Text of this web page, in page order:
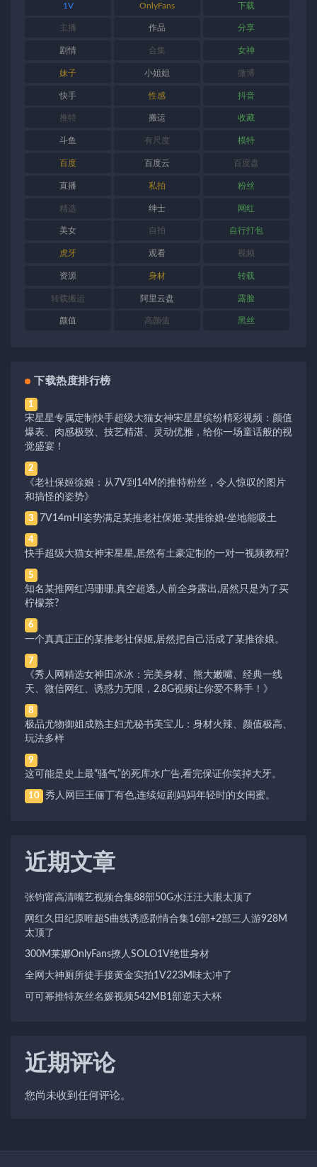
1V OnlyFans 下载
主播 作品 分享
剧情 合集 女神
妹子 小姐姐 微博
快手 性感 抖音
推特 搬运 收藏
斗鱼 有尺度 模特
百度 百度云 百度盘
直播 私拍 粉丝
精选 绅士 网红
美女 自拍 自行打包
虎牙 观看 视频
资源 身材 转载
转载搬运 阿里云盘 露脸
颜值 高颜值 黑丝
下载热度排行榜
1
宋星星专属定制快手超级大猫女神宋星星缤纷精彩视频：颜值
爆表、肉感极致、技艺精湛、灵动优雅，给你一场童话般的视
觉盛宴！
2
《老社保姬徐娘：从7V到14M的推特粉丝，令人惊叹的图片
和搞怪的姿势》
3 7V14mHI姿势满足某推老社保姬·某推徐娘·坐地能吸土
4
快手超级大猫女神宋星星,居然有土豪定制的一对一视频教程?
5
知名某推网红冯珊珊,真空超透,人前全身露出,居然只是为了买
柠檬茶?
6
一个真真正正的某推老社保姬,居然把自己活成了某推徐娘。
7
《秀人网精选女神田冰冰：完美身材、熊大嫩嘴、经典一线
天、微信网红、诱惑力无限，2.8G视频让你爱不释手！》
8
极品尤物御姐成熟主妇尤秘书美宝儿：身材火辣、颜值极高、
玩法多样
9
这可能是史上最“骚气”的死库水广告,看完保证你笑掉大牙。
10 秀人网巨王俪丁有色,连续短剧妈妈年轻时的女闺蜜。
近期文章
张钧甯高清嘴艺视频合集88部50G水汪汪大眼太顶了
网红久田纪原唯超S曲线诱惑剧情合集16部+2部三人游928M
太顶了
300M莱娜OnlyFans撩人SOLO1V绝世身材
全网大神厕所徒手接黄金实拍1V223M味太冲了
可可幂推特灰丝名媛视频542MB1部逆天大杯
近期评论
您尚未收到任何评论。